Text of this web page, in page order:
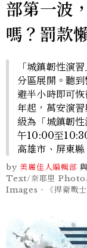
部第一波
嗎？罰款
「城鎮韌性演
分區展開。聽
避半小時即可
年起，萬安演
級為「城鎮韌
午10:00至
高雄市、屏東縣
by 美麗佳人編輯部 與
Text/奈耶里
Images、《捍衛戰